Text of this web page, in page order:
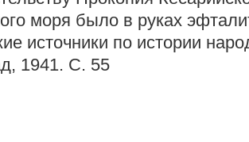
моря было в руках
источники по истории
1941. С. 55